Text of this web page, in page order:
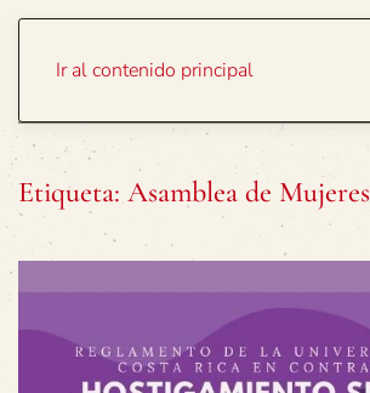
Ir al contenido principal
Etiqueta: Asamblea de Mujeres